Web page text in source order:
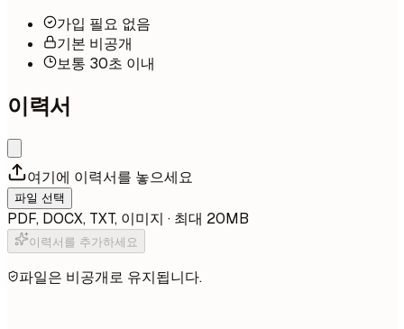
가입 필요 없음
기본 비공개
보통 30초 이내
이력서
여기에 이력서를 놓으세요
파일 선택
PDF, DOCX, TXT, 이미지 · 최대 20MB
이력서를 추가하세요
파일은 비공개로 유지됩니다.